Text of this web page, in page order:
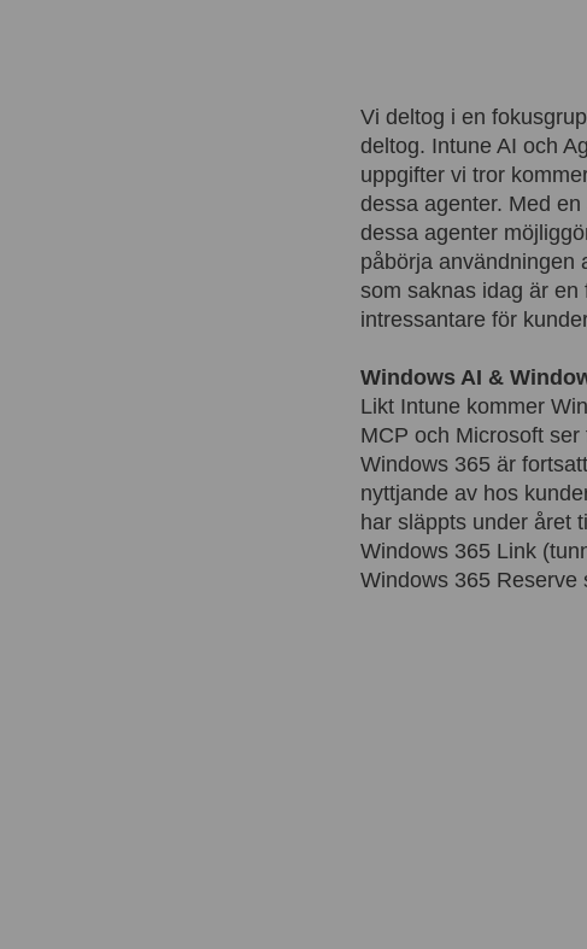
Vi deltog i en
deltog. Intune AI och
uppgifter vi tror
dessa agenter. Med
dessa agenter
påbörja användningen
som saknas idag är
intressantare för
Windows AI &
Likt Intune kommer
MCP och Microsoft
Windows 365 är
nyttjande av hos
har släppts under året
Windows 365 Link
Windows 365 Reserve